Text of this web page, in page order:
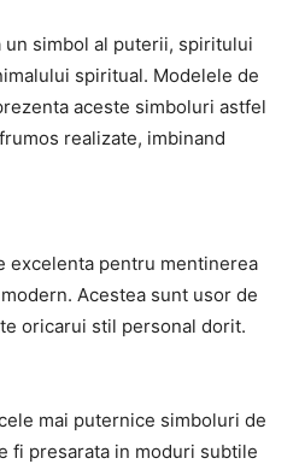
un simbol al puterii, spiritului
spiritual. Modelele de
aceste simboluri astfel
realizate, imbinand
excelenta pentru mentinerea
Acestea sunt usor de
oricarui stil personal dorit.
mai puternice simboluri de
fi presarata in moduri subtile